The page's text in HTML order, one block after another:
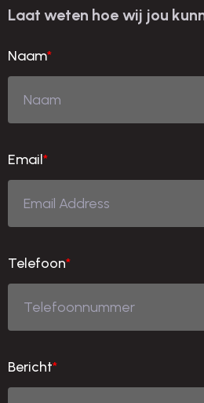
Laat weten hoe wij jou
Naam*
Email*
Telefoon*
Bericht*